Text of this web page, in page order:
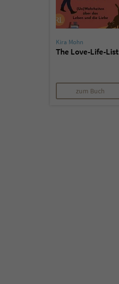
Kira Mohn
The Love-Life-List
zum Buch